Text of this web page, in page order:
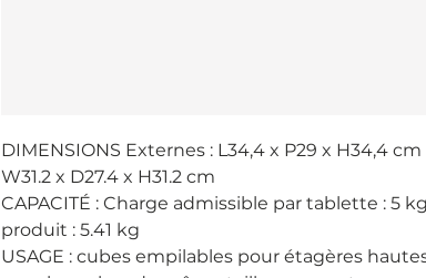
DIMENSIONS Externes : L34,4 x P29 x H34,4
W31.2 x D27.4 x H31.2 cm
CAPACITÉ : Charge admissible par tablette : 5
produit : 5.41 kg
USAGE : cubes empilables pour étagères